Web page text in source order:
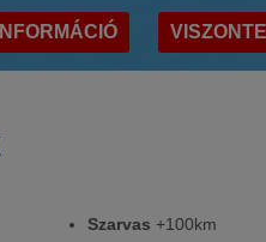
Szarvas +100km